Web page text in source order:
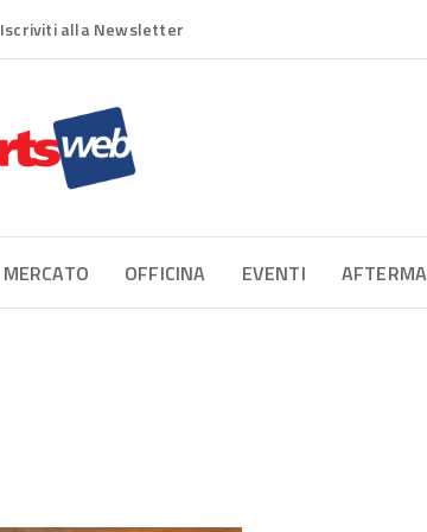
Iscriviti alla Newsletter
MERCATO OFFICINA EVENTI